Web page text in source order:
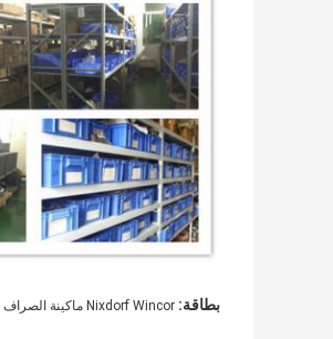
بطاقة: Nixdorf Wincor ماكينة الصراف الآلي Parts